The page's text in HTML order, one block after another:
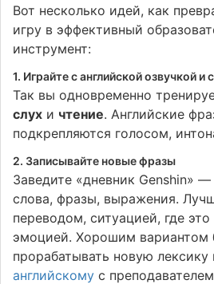
Вот несколько идей, как
игру в эффективный
инструмент:
1. Играйте с английской озвучкой и
Так вы одновременно
слух и чтение. Английские
подкрепляются голосом,
2. Записывайте новые фразы
Заведите «дневник Genshin»
слова, фразы, выражения.
переводом, ситуацией, где
эмоцией. Хорошим вариантом
прорабатывать новую
английскому с